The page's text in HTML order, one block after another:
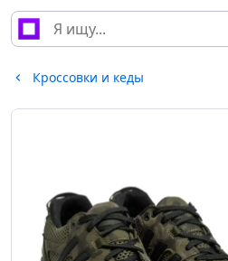
Кроссовки и кеды